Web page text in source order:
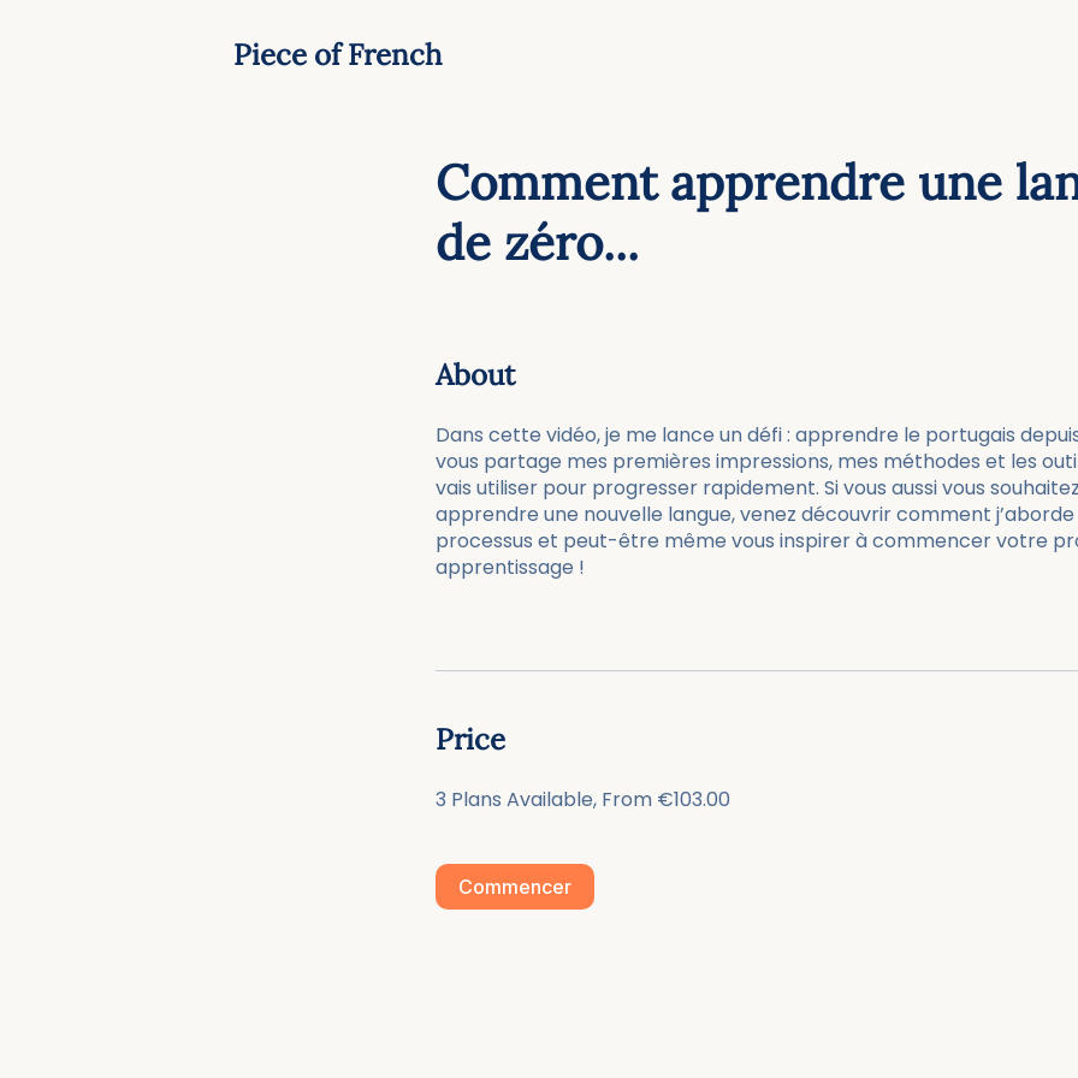
Piece of French
Comment apprendre une
de zéro...
About
Dans cette vidéo, je me lance un défi : apprendre le portugais
vous partage mes premières impressions, mes méthodes et les
vais utiliser pour progresser rapidement. Si vous aussi vous souhaitez
apprendre une nouvelle langue, venez découvrir comment
processus et peut-être même vous inspirer à commencer votre
apprentissage !
Price
3 Plans Available, From €103.00
Commencer